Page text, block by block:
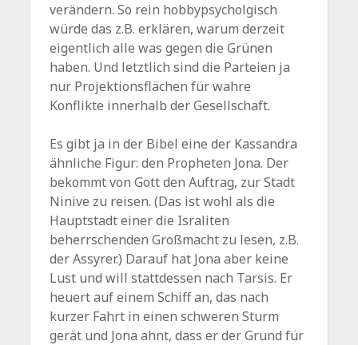
verändern. So rein hobbypsycholgisch
würde das z.B. erklären, warum derzeit
eigentlich alle was gegen die Grünen
haben. Und letztlich sind die Parteien ja
nur Projektionsflächen für wahre
Konflikte innerhalb der Gesellschaft.
Es gibt ja in der Bibel eine der Kassandra
ähnliche Figur: den Propheten Jona. Der
bekommt von Gott den Auftrag, zur Stadt
Ninive zu reisen. (Das ist wohl als die
Hauptstadt einer die Israliten
beherrschenden Großmacht zu lesen, z.B.
der Assyrer.) Darauf hat Jona aber keine
Lust und will stattdessen nach Tarsis. Er
heuert auf einem Schiff an, das nach
kurzer Fahrt in einen schweren Sturm
gerät und Jona ahnt, dass er der Grund für